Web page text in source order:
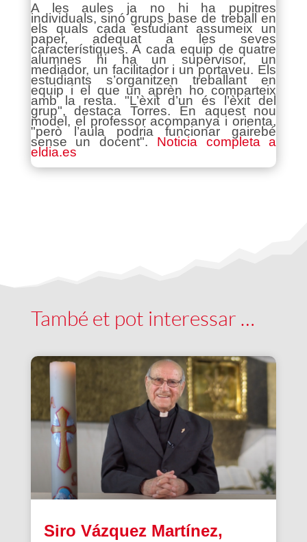
A les aules ja no hi ha pupitres
individuals, sinó grups base de treball en
els quals cada estudiant assumeix un
paper, adequat a les seves
característiques. A cada equip de quatre
alumnes hi ha un supervisor, un
mediador, un facilitador i un portaveu. Els
estudiants s’organitzen treballant en
equip i el que un aprèn ho comparteix
amb la resta. "L’èxit d’un és l’èxit del
grup", destaca Torres. En aquest nou
model, el professor acompanya i orienta,
"però l’aula podria funcionar gairebé
sense un docent". Noticia completa a
eldia.es
També et pot interessar …
Siro Vázquez Martínez,